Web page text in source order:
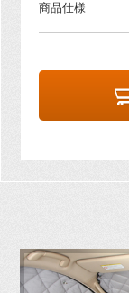
商品仕様